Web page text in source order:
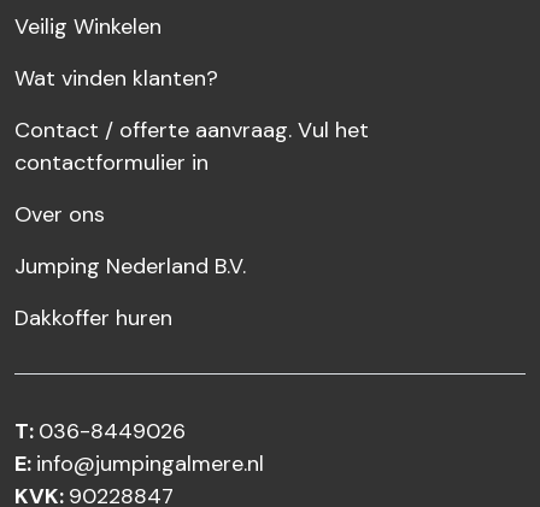
Veilig Winkelen
Wat vinden klanten?
Contact / offerte aanvraag. Vul het
contactformulier in
Over ons
Jumping Nederland B.V.
Dakkoffer huren
T: 036-8449026
E: info@jumpingalmere.nl
KVK: 90228847